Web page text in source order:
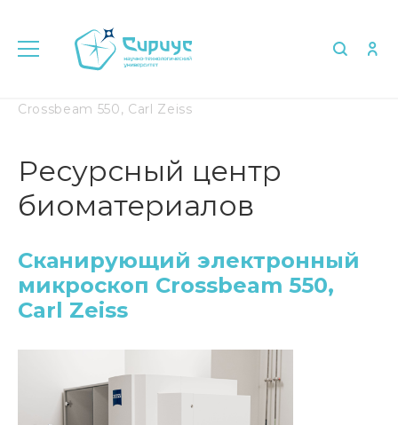
Crossbeam 550, Carl Zeiss
Ресурсный центр
биоматериалов
Сканирующий электронный
микроскоп Crossbeam 550,
Carl Zeiss